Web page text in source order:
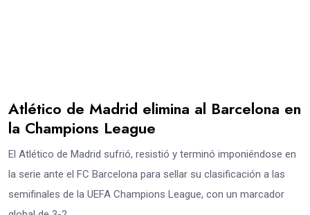
Atlético de Madrid elimina al Barcelona en
la Champions League
El Atlético de Madrid sufrió, resistió y terminó imponiéndose en
la serie ante el FC Barcelona para sellar su clasificación a las
semifinales de la UEFA Champions League, con un marcador